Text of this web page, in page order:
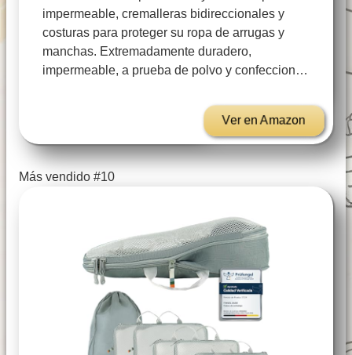
impermeable, cremalleras bidireccionales y
costuras para proteger su ropa de arrugas y
manchas. Extremadamente duradero,
impermeable, a prueba de polvo y confeccion…
Ver en Amazon
Más vendido #10